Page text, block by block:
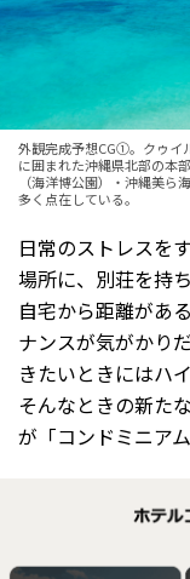
外観完成予想CG①。クゥイ
に囲まれた沖縄県北部の本
（海洋博公園）・沖縄美
多く点在している。
日常のストレスを
場所に、別荘を持
自宅から距離があ
ナンスが気がかり
きたいときにはハ
そんなときの新た
が「コンドミニア